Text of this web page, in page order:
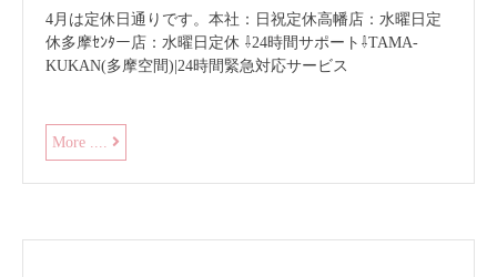
4月は定休日通りです。本社：日祝定休高幡店：水曜日定
休多摩ｾﾝﾀー店：水曜日定休 ⇩24時間サポート⇩TAMA-
KUKAN(多摩空間)|24時間緊急対応サービス
More .... GW
の
お